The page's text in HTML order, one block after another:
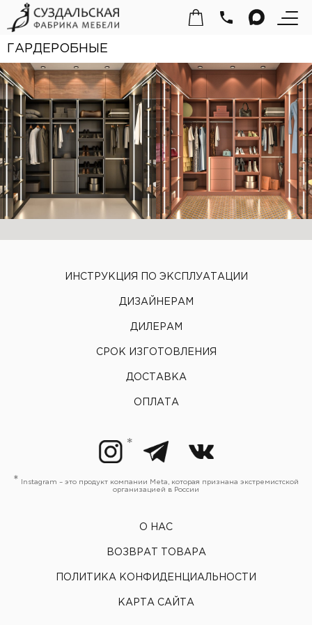
ГАРДЕРОБНЫЕ
ИНСТРУКЦИЯ ПО ЭКСПЛУАТАЦИИ
ДИЗАЙНЕРАМ
ДИЛЕРАМ
СРОК ИЗГОТОВЛЕНИЯ
ДОСТАВКА
ОПЛАТА
*
Instagram – это продукт компании Meta, которая признана экстремистской
организацией в России
О НАС
ВОЗВРАТ ТОВАРА
ПОЛИТИКА КОНФИДЕНЦИАЛЬНОСТИ
КАРТА САЙТА